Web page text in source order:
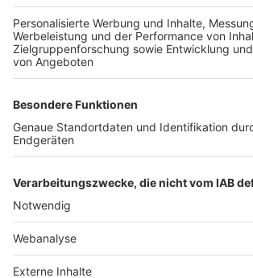
TOP-PARTNER
Nutzungsbedingungen Datenschutz